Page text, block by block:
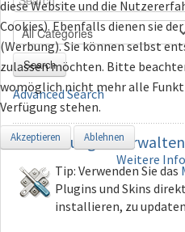
Search
Advanced Search
Erweiterungenverwalten
Tip: Verwenden Sie das
Plugins und Skins
installieren, zu
diese Website und die
Cookies). Ebenfalls dienen sie
(Werbung). Sie können selbst
zulassen möchten. Bitte
womöglich nicht mehr alle
Verfügung stehen.
Akzeptieren Ablehnen
Weitere